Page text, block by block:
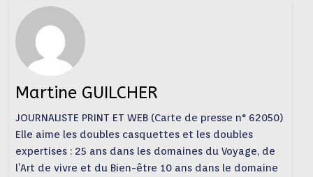
Martine GUILCHER
JOURNALISTE PRINT ET WEB (Carte de presse n° 62050)
Elle aime les doubles casquettes et les doubles
expertises : 25 ans dans les domaines du Voyage, de
l’Art de vivre et du Bien-être 10 ans dans le domaine